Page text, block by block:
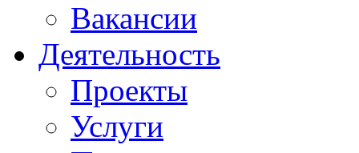
Вакансии
Деятельность
Проекты
Услуги